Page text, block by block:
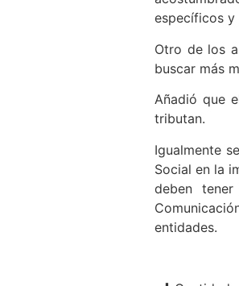
específicos y
Otro de los
buscar más
Añadió que
tributan.
Igualmente
Social en la
deben
entidades.